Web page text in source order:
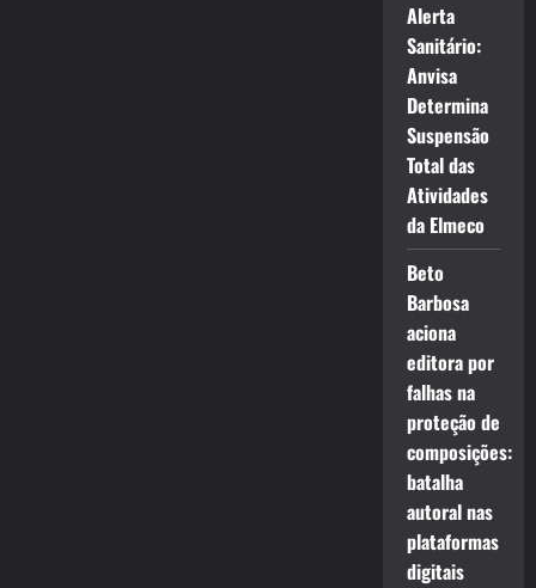
Alerta
Sanitário:
Anvisa
Determina
Suspensão
Total das
Atividades
da Elmeco
Beto
Barbosa
aciona
editora por
falhas na
proteção de
composições:
batalha
autoral nas
plataformas
digitais